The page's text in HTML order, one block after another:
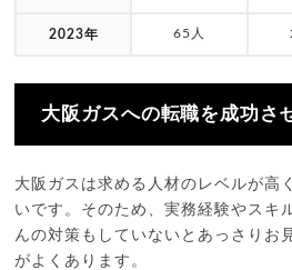
2023年 65人
大阪ガスへの転職を成功さ
大阪ガスは求める人材のレベルが高
いです。そのため、実務経験やスキ
んの対策もしていないとあっさりお
がよくあります。